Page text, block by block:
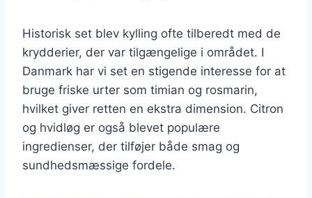
Historisk set blev kylling ofte tilberedt med de
krydderier, der var tilgængelige i området. I
Danmark har vi set en stigende interesse for at
bruge friske urter som timian og rosmarin,
hvilket giver retten en ekstra dimension. Citron
og hvidløg er også blevet populære
ingredienser, der tilføjer både smag og
sundhedsmæssige fordele.